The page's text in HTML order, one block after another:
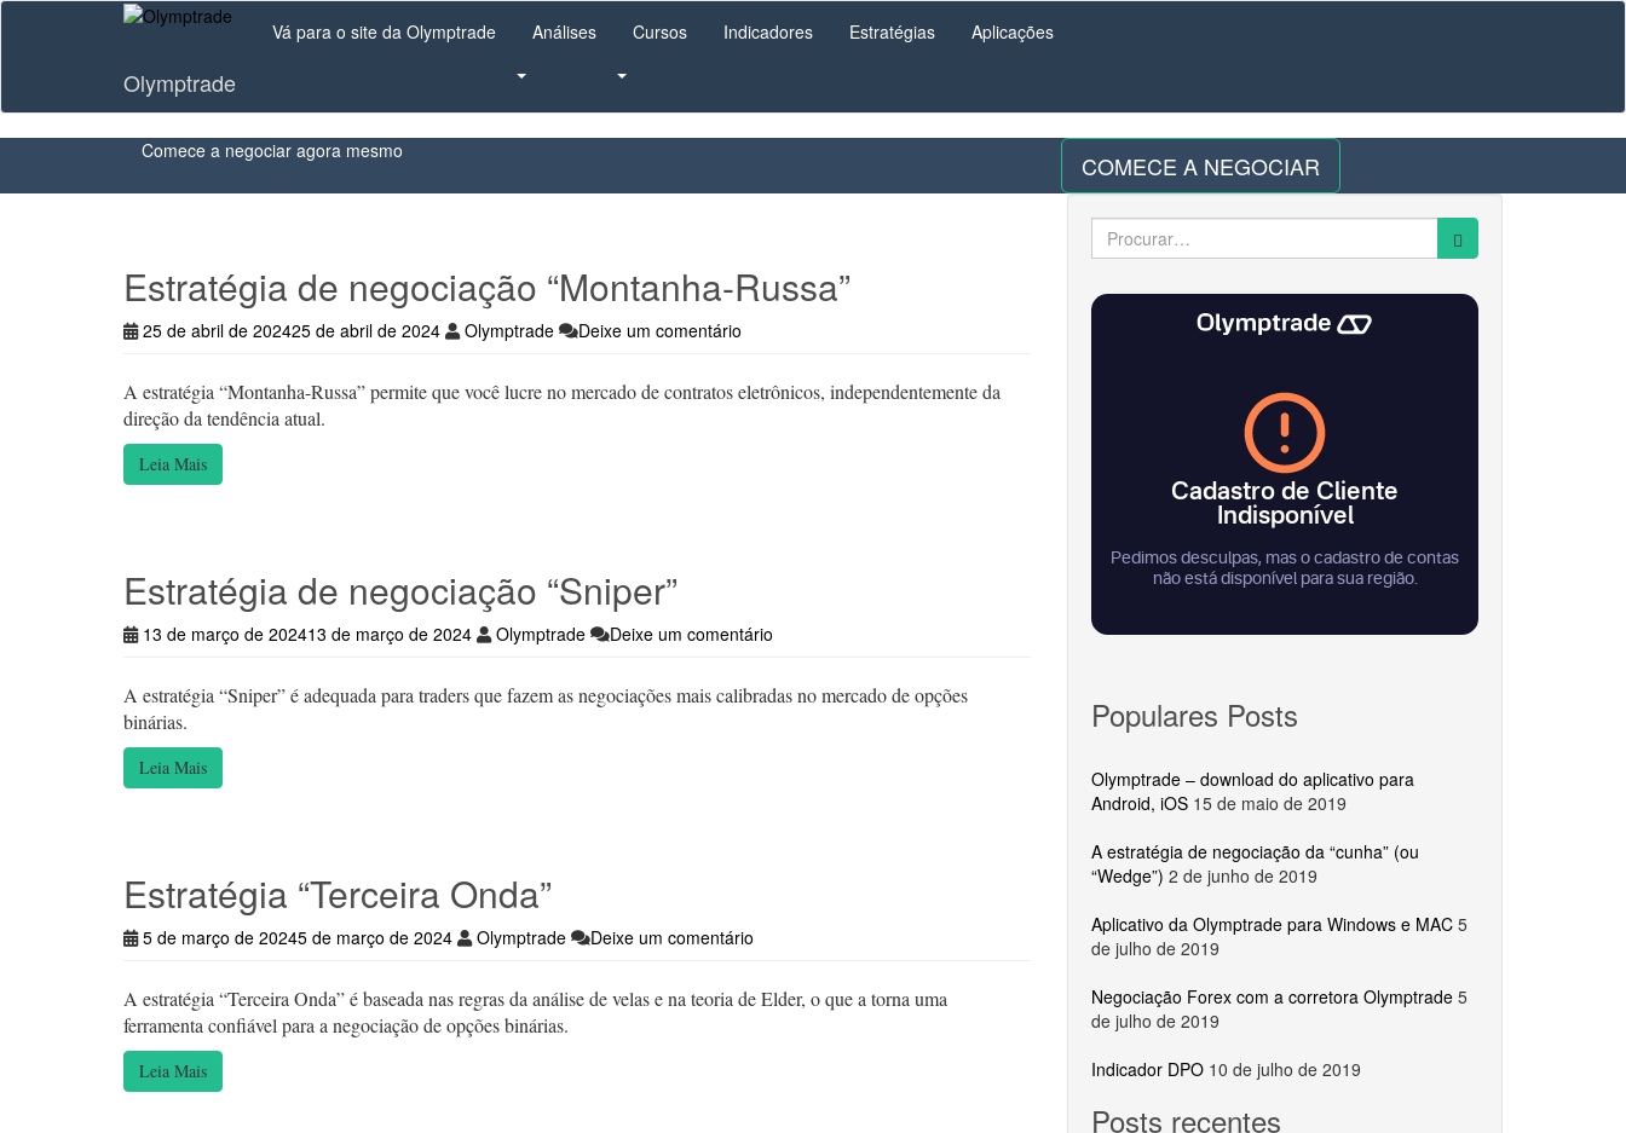
Skip
Olymptrade
Vá para o site da Olymptrade Análises Cursos Indicadores Estratégias Aplicações
Comece a negociar agora mesmo COMECE A NEGOCIAR
Estratégia de negociação “Montanha-Russa”
25 de abril de 202425 de abril de 2024 Olymptrade Deixe um comentário
A estratégia “Montanha-Russa” permite que você lucre no mercado de contratos eletrônicos, independentemente da
direção da tendência atual.
Leia Mais
Estratégia de negociação “Sniper”
13 de março de 202413 de março de 2024 Olymptrade Deixe um comentário
A estratégia “Sniper” é adequada para traders que fazem as negociações mais calibradas no mercado de opções
binárias.
Leia Mais
Estratégia “Terceira Onda”
5 de março de 20245 de março de 2024 Olymptrade Deixe um comentário
A estratégia “Terceira Onda” é baseada nas regras da análise de velas e na teoria de Elder, o que a torna uma
ferramenta confiável para a negociação de opções binárias.
Leia Mais
Search
for:
Populares Posts
Olymptrade – download do aplicativo para
Android, iOS 15 de maio de 2019
A estratégia de negociação da “cunha” (ou
“Wedge”) 2 de junho de 2019
Aplicativo da Olymptrade para Windows e MAC 5
de julho de 2019
Negociação Forex com a corretora Olymptrade 5
de julho de 2019
Indicador DPO 10 de julho de 2019
Posts recentes